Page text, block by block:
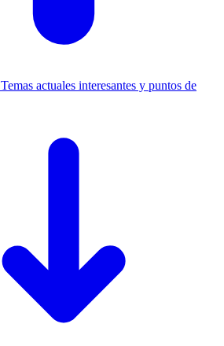
Temas actuales interesantes y puntos de